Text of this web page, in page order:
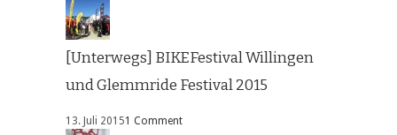
[Unterwegs] BIKEFestival Willingen
und Glemmride Festival 2015
13. Juli 20151 Comment